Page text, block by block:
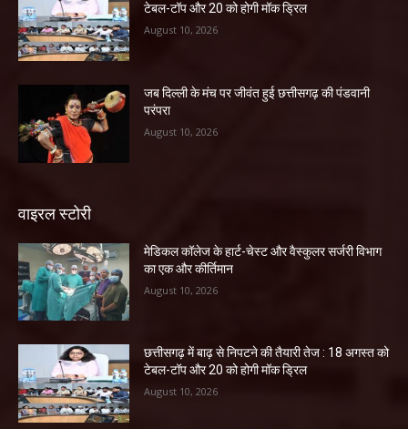
टेबल-टॉप और 20 को होगी मॉक ड्रिल
August 10, 2026
जब दिल्ली के मंच पर जीवंत हुई छत्तीसगढ़ की पंडवानी
परंपरा
August 10, 2026
वाइरल स्टोरी
​मेडिकल कॉलेज के हार्ट-चेस्ट और वैस्कुलर सर्जरी विभाग
का एक और कीर्तिमान
August 10, 2026
छत्तीसगढ़ में बाढ़ से निपटने की तैयारी तेज : 18 अगस्त को
टेबल-टॉप और 20 को होगी मॉक ड्रिल
August 10, 2026